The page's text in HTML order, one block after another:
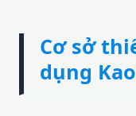
Cơ sở
dụng